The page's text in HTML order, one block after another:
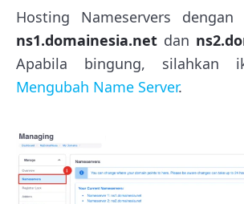
Hosting Nameservers dengan
ns1.domainesia.net dan
Apabila bingung, silahkan
Mengubah Name Server.